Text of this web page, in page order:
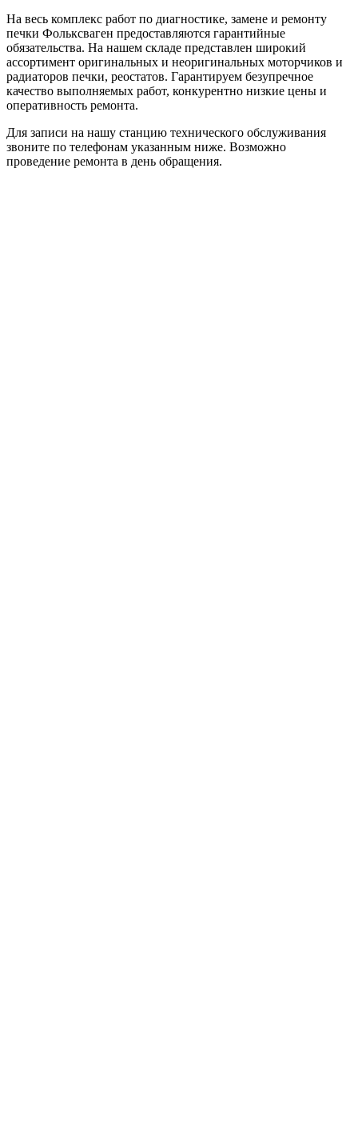
На весь комплекс работ по диагностике, замене и ремонту
печки Фольксваген предоставляются гарантийные
обязательства. На нашем складе представлен широкий
ассортимент оригинальных и неоригинальных моторчиков и
радиаторов печки, реостатов. Гарантируем безупречное
качество выполняемых работ, конкурентно низкие цены и
оперативность ремонта.
Для записи на нашу станцию технического обслуживания
звоните по телефонам указанным ниже. Возможно
проведение ремонта в день обращения.